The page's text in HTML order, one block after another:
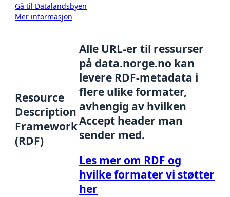
Gå til Datalandsbyen
Mer informasjon
Resource
Description
Framework
(RDF)
Alle URL-er til ressurser
på data.norge.no kan
levere RDF-metadata i
flere ulike formater,
avhengig av hvilken
Accept header man
sender med.
Les mer om RDF og
hvilke formater vi støtter
her